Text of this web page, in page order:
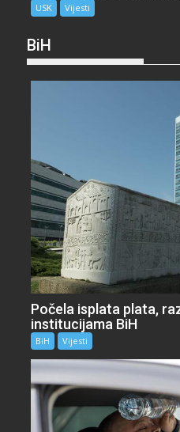
USK Vijesti
BiH
Počela isplata plata,
institucijama BiH
BiH Vijesti